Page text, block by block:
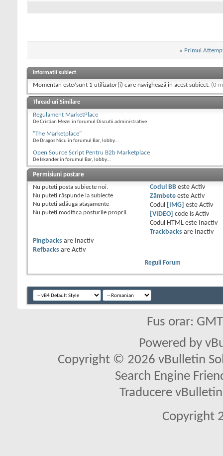
« Primul
Informații subiect
Momentan este/sunt 1 utilizator(i) care navighează în acest subiect. (0
Thread-uri Similare
Regulament MarketPlace
De Cristian Mezei în forumul Discutii administrative
"The Marketplace"
De Dragos Nicu în forumul Bar, lobby...
Open Source Script Pentru B2b Marketplace
De Iskander în forumul Bar, lobby...
Permisiuni postare
Nu puteţi posta subiecte noi.
Nu puteţi răspunde la subiecte
Nu puteţi adăuga ataşamente
Nu puteţi modifica posturile proprii
Codul BBeste Activ
Zâmbeteeste Activ
Codul
[IMG] este Activ
[VIDEO]
code is Activ
Codul HTML este
Inactiv
Trackbacksare
Inactiv
Pingbacks are
Inactiv
Refbacks are Activ
Reguli Forum
Fus orar:
Powered by
Copyright © 2026 vBulletin
Search Engine
Traducere
Copyright